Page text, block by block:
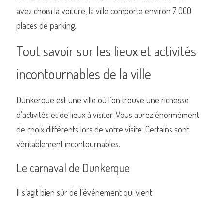
avez choisi la voiture, la ville comporte environ 7 000
places de parking.
Tout savoir sur les lieux et activités
incontournables de la ville
Dunkerque est une ville où l’on trouve une richesse
d’activités et de lieux à visiter. Vous aurez énormément
de choix différents lors de votre visite. Certains sont
véritablement incontournables.
Le carnaval de Dunkerque
Il s’agit bien sûr de l’événement qui vient